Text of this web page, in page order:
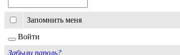
Запомнить меня
Войти
Забыли пароль?